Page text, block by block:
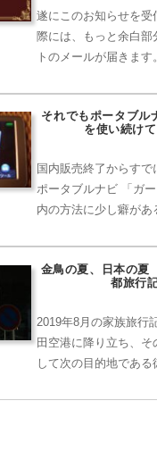
遂にこのお知らせを受
際には、もっと余白部
トのメールが届きま
ト数で達成することも
が、「せっかくだから
しだけオーバーさせて
それでもポータブル
を使い続け
国内販売終了からすで
ポータブルナビ 「ガ
内の方法に少し癖があ
言えないのだが、それ
まう理由とは・・・。
金鳥の夏、日本の
都旅行
2019年8月の家族旅行
田空港に降り立ち、そ
して次の目的地である
立ち寄って・・・。